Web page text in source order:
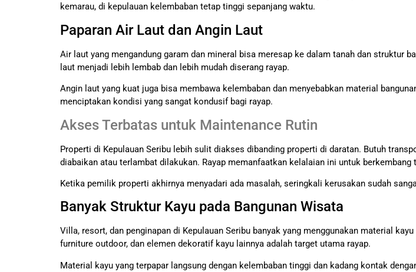
kemarau, di kepulauan kelembaban tetap tinggi sepanjang waktu.
Paparan Air Laut dan Angin Laut
Air laut yang mengandung garam dan mineral bisa meresap ke dalam tanah dan struktur
laut menjadi lebih lembab dan lebih mudah diserang rayap.
Angin laut yang kuat juga bisa membawa kelembaban dan menyebabkan material
menciptakan kondisi yang sangat kondusif bagi rayap.
Akses Terbatas untuk Maintenance Rutin
Properti di Kepulauan Seribu lebih sulit diakses dibanding properti di daratan. Butuh
diabaikan atau terlambat dilakukan. Rayap memanfaatkan kelalaian ini untuk berkembang
Ketika pemilik properti akhirnya menyadari ada masalah, seringkali kerusakan sudah
Banyak Struktur Kayu pada Bangunan Wisata
Villa, resort, dan penginapan di Kepulauan Seribu banyak yang menggunakan material
furniture outdoor, dan elemen dekoratif kayu lainnya adalah target utama rayap.
Material kayu yang terpapar langsung dengan kelembaban tinggi dan kadang kontak